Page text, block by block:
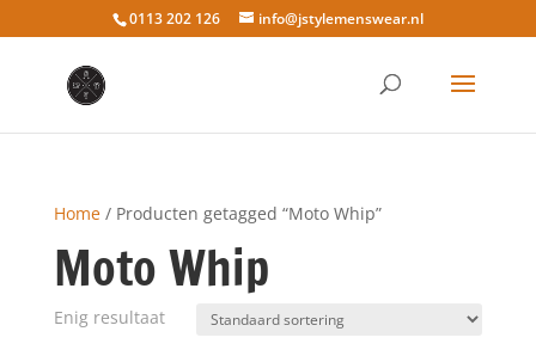
0113 202 126 info@jstylemenswear.nl
Home/ Producten getagged “Moto Whip”
Moto Whip
Enig resultaat